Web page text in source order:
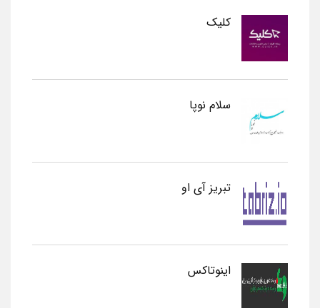
کلیک
سلام نوپا
تبریز آی او
اینوتاکس